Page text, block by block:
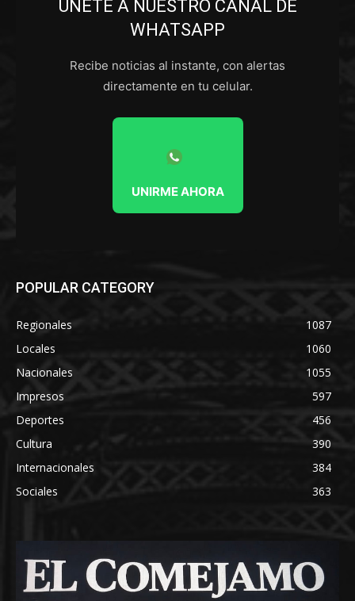
ÚNETE A NUESTRO CANAL DE
WHATSAPP
Recibe noticias al instante, con alertas
directamente en tu celular.
UNIRME AHORA
POPULAR CATEGORY
Regionales
1087
Locales
1060
Nacionales
1055
Impresos
597
Deportes
456
Cultura
390
Internacionales
384
Sociales
363